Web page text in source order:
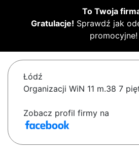
To Twoja
Gratulacje! Sprawdź jak
promocyjne!
Łódź
Organizacji WiN 11 m.38 7
Zobacz profil firmy na